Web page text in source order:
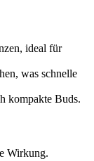
ideal für
was schnelle
kompakte Buds.
Wirkung.